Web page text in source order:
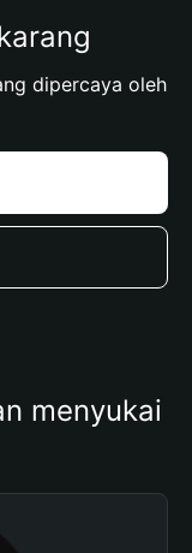
dipercaya oleh
menyukai